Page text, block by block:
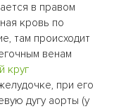
в правом
кровь по
там происходит
венам
круг
при его
дугу аорты (у